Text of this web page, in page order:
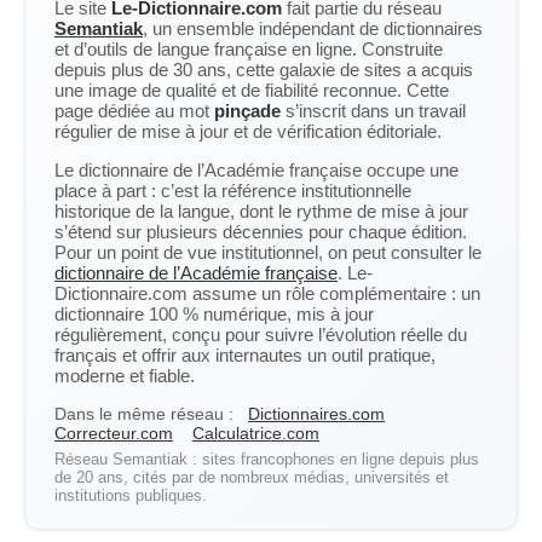
Le site Le-Dictionnaire.com fait partie du réseau
Semantiak, un ensemble indépendant de dictionnaires
et d’outils de langue française en ligne. Construite
depuis plus de 30 ans, cette galaxie de sites a acquis
une image de qualité et de fiabilité reconnue. Cette
page dédiée au mot pinçade s’inscrit dans un travail
régulier de mise à jour et de vérification éditoriale.
Le dictionnaire de l’Académie française occupe une
place à part : c’est la référence institutionnelle
historique de la langue, dont le rythme de mise à jour
s’étend sur plusieurs décennies pour chaque édition.
Pour un point de vue institutionnel, on peut consulter le
dictionnaire de l’Académie française. Le-
Dictionnaire.com assume un rôle complémentaire : un
dictionnaire 100 % numérique, mis à jour
régulièrement, conçu pour suivre l’évolution réelle du
français et offrir aux internautes un outil pratique,
moderne et fiable.
Dans le même réseau :
Dictionnaires.com
Correcteur.com
Calculatrice.com
Réseau Semantiak : sites francophones en ligne depuis plus
de 20 ans, cités par de nombreux médias, universités et
institutions publiques.